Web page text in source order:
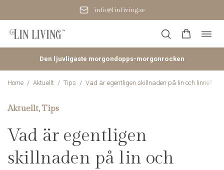
Småskalig produktion i Baltikum
Hoppa
till
Den ljuvligaste morgondopps-morgonrocken
Home / Aktuellt / Tips / Vad är egentligen skillnaden på lin och linne?
Aktuellt, Tips
Vad är egentligen
skillnaden på lin och